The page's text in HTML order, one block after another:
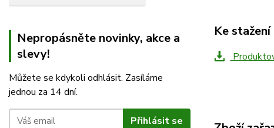
Nepropásněte novinky, akce a
slevy!
Můžete se kdykoli odhlásit. Zasíláme
jednou za 14 dní.
Přihlásit se
Ke stažení